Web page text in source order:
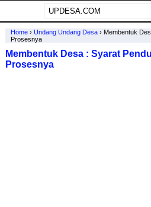
Home› Undang Undang Desa› Membentuk
Prosesnya
Membentuk Desa : Syarat
Prosesnya